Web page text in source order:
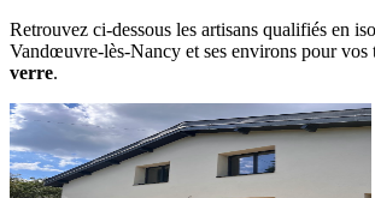
Retrouvez ci-dessous les artisans qualifiés en
Vandœuvre-lès-Nancy et ses environs pour vos
verre.